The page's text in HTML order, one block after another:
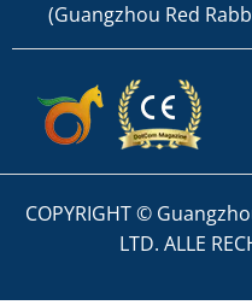
(Guangzhou Red
COPYRIGHT ©
LTD. ALLE